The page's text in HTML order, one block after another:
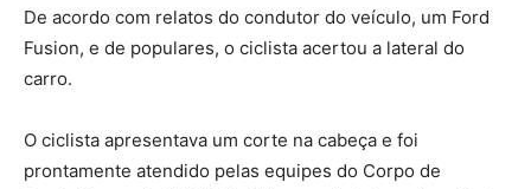
De acordo com relatos do condutor do veículo, um Ford
Fusion, e de populares, o ciclista acertou a lateral do
carro.
O ciclista apresentava um corte na cabeça e foi
prontamente atendido pelas equipes do Corpo de